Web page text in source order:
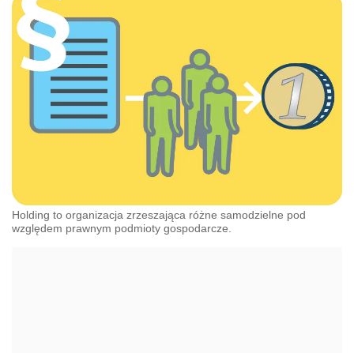
Holding to organizacja zrzeszająca różne samodzielne pod
względem prawnym podmioty gospodarcze.